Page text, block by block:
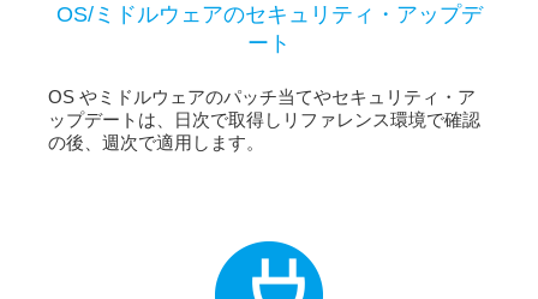
OS/ミドルウェアのセキュリティ・アップデ
ート
OS やミドルウェアのパッチ当てやセキュリティ・ア
ップデートは、日次で取得しリファレンス環境で確認
の後、週次で適用します。